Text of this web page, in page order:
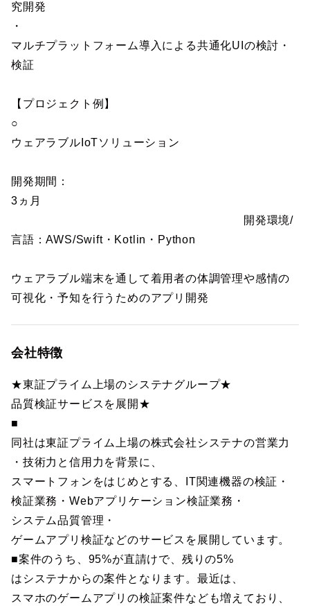
究開発
・
マルチプラットフォーム導入による共通化UIの検討・
検証
【プロジェクト例】
○
ウェアラブルIoTソリューション
開発期間：
3ヵ月
開発環境/
言語：AWS/Swift・Kotlin・Python
ウェアラブル端末を通して着用者の体調管理や感情の
可視化・予知を行うためのアプリ開発
会社特徴
★東証プライム上場のシステナグループ★
品質検証サービスを展開★
■
同社は東証プライム上場の株式会社システナの営業力
・技術力と信用力を背景に、
スマートフォンをはじめとする、IT関連機器の検証・
検証業務・Webアプリケーション検証業務・
システム品質管理・
ゲームアプリ検証などのサービスを展開しています。
■案件のうち、95%が直請けで、残りの5%
はシステナからの案件となります。最近は、
スマホのゲームアプリの検証案件なども増えており、